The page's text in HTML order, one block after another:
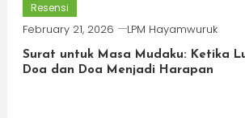
Resensi
February 21, 2026 LPM Hayamwuruk
Surat untuk Masa Mudaku: Ketika
Doa dan Doa Menjadi Harapan